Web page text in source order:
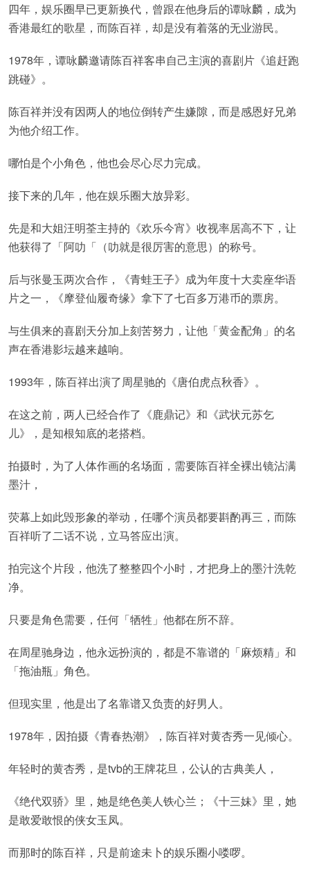
四年，娱乐圈早已更新换代，曾跟在他身后的谭咏麟，成为
香港最红的歌星，而陈百祥，却是没有着落的无业游民。
1978年，谭咏麟邀请陈百祥客串自己主演的喜剧片《追赶跑
跳碰》。
陈百祥并没有因两人的地位倒转产生嫌隙，而是感恩好兄弟
为他介绍工作。
哪怕是个小角色，他也会尽心尽力完成。
接下来的几年，他在娱乐圈大放异彩。
先是和大姐汪明荃主持的《欢乐今宵》收视率居高不下，让
他获得了「阿叻「（叻就是很厉害的意思）的称号。
后与张曼玉两次合作，《青蛙王子》成为年度十大卖座华语
片之一，《摩登仙履奇缘》拿下了七百多万港币的票房。
与生俱来的喜剧天分加上刻苦努力，让他「黄金配角」的名
声在香港影坛越来越响。
1993年，陈百祥出演了周星驰的《唐伯虎点秋香》。
在这之前，两人已经合作了《鹿鼎记》和《武状元苏乞
儿》，是知根知底的老搭档。
拍摄时，为了人体作画的名场面，需要陈百祥全裸出镜沾满
墨汁，
荧幕上如此毁形象的举动，任哪个演员都要斟酌再三，而陈
百祥听了二话不说，立马答应出演。
拍完这个片段，他洗了整整四个小时，才把身上的墨汁洗乾
净。
只要是角色需要，任何「牺牲」他都在所不辞。
在周星驰身边，他永远扮演的，都是不靠谱的「麻烦精」和
「拖油瓶」角色。
但现实里，他是出了名靠谱又负责的好男人。
1978年，因拍摄《青春热潮》，陈百祥对黄杏秀一见倾心。
年轻时的黄杏秀，是tvb的王牌花旦，公认的古典美人，
《绝代双骄》里，她是绝色美人铁心兰；《十三妹》里，她
是敢爱敢恨的侠女玉凤。
而那时的陈百祥，只是前途未卜的娱乐圈小喽啰。